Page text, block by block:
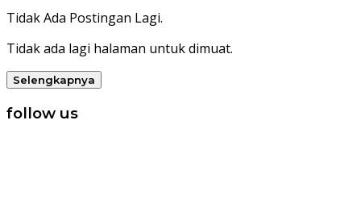
Tidak Ada Postingan Lagi.
Tidak ada lagi halaman untuk dimuat.
Selengkapnya
follow us